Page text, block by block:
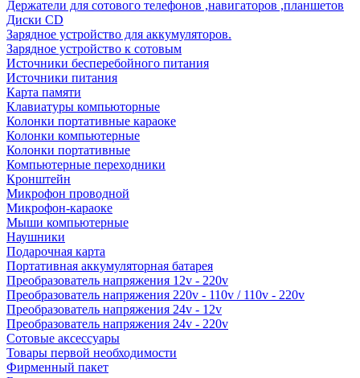
Держатели для сотового телефонов ,навигаторов ,планшетов
Диски CD
Зарядное устройство для аккумуляторов.
Зарядное устройство к сотовым
Источники бесперебойного питания
Источники питания
Карта памяти
Клавиатуры компьюторные
Колонки портативные караоке
Колонки компьютерные
Колонки портативные
Компьютерные переходники
Кронштейн
Микрофон проводной
Микрофон-караоке
Мыши компьютерные
Наушники
Подарочная карта
Портативная аккумуляторная батарея
Преобразователь напряжения 12v - 220v
Преобразователь напряжения 220v - 110v / 110v - 220v
Преобразователь напряжения 24v - 12v
Преобразователь напряжения 24v - 220v
Сотовые аксессуары
Товары первой необходимости
Фирменный пакет